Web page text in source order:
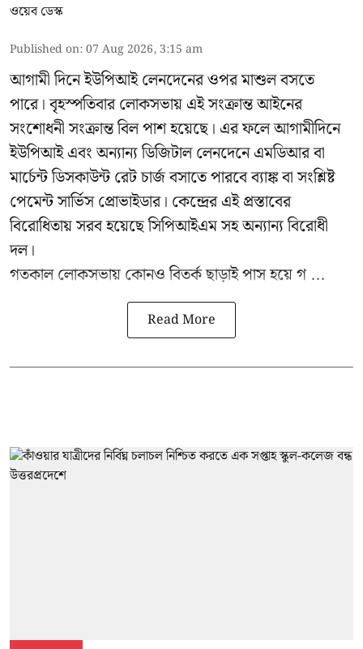
ওয়েব ডেস্ক
Published on:07 Aug 2026, 3:15 am
আগামী দিনে ইউপিআই লেনদেনের ওপর মাশুল বসতে
পারে। বৃহস্পতিবার লোকসভায় এই সংক্রান্ত আইনের
সংশোধনী সংক্রান্ত বিল পাশ হয়েছে। এর ফলে আগামীদিনে
ইউপিআই এবং অন্যান্য ডিজিটাল লেনদেনে এমডিআর বা
মার্চেন্ট ডিসকাউন্ট রেট চার্জ বসাতে পারবে ব্যাঙ্ক বা সংশ্লিষ্ট
পেমেন্ট সার্ভিস প্রোভাইডার। কেন্দ্রের এই প্রস্তাবের
বিরোধিতায় সরব হয়েছে সিপিআইএম সহ অন্যান্য বিরোধী
দল।
গতকাল লোকসভায় কোনও বিতর্ক ছাড়াই পাস হয়ে গ ...
Read More